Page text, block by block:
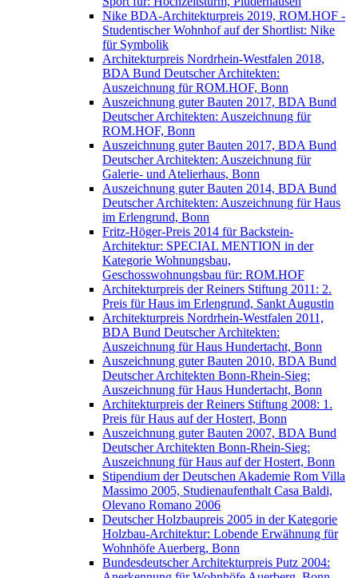
Nike BDA-Architekturpreis 2019, ROM.HOF -
Studentischer Wohnhof auf der Shortlist: Nike
für Symbolik
Architekturpreis Nordrhein-Westfalen 2018,
BDA Bund Deutscher Architekten:
Auszeichnung für ROM.HOF, Bonn
Auszeichnung guter Bauten 2017, BDA Bund
Deutscher Architekten: Auszeichnung für
ROM.HOF, Bonn
Auszeichnung guter Bauten 2017, BDA Bund
Deutscher Architekten: Auszeichnung für
Galerie- und Atelierhaus, Bonn
Auszeichnung guter Bauten 2014, BDA Bund
Deutscher Architekten: Auszeichnung für Haus
im Erlengrund, Bonn
Fritz-Höger-Preis 2014 für Backstein-
Architektur: SPECIAL MENTION in der
Kategorie Wohnungsbau,
Geschosswohnungsbau für: ROM.HOF
Architekturpreis der Reiners Stiftung 2011: 2.
Preis für Haus im Erlengrund, Sankt Augustin
Architekturpreis Nordrhein-Westfalen 2011,
BDA Bund Deutscher Architekten:
Auszeichnung für Haus Hundertacht, Bonn
Auszeichnung guter Bauten 2010, BDA Bund
Deutscher Architekten Bonn-Rhein-Sieg:
Auszeichnung für Haus Hundertacht, Bonn
Architekturpreis der Reiners Stiftung 2008: 1.
Preis für Haus auf der Hostert, Bonn
Auszeichnung guter Bauten 2007, BDA Bund
Deutscher Architekten Bonn-Rhein-Sieg:
Auszeichnung für Haus auf der Hostert, Bonn
Stipendium der Deutschen Akademie Rom Villa
Massimo 2005, Studienaufenthalt Casa Baldi,
Olevano Romano 2006
Deutscher Holzbaupreis 2005 in der Kategorie
Holzbau-Architektur: Lobende Erwähnung für
Wohnhöfe Auerberg, Bonn
Bundesdeutscher Architekturpreis Putz 2004: